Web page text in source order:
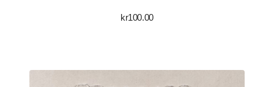
kr100.00